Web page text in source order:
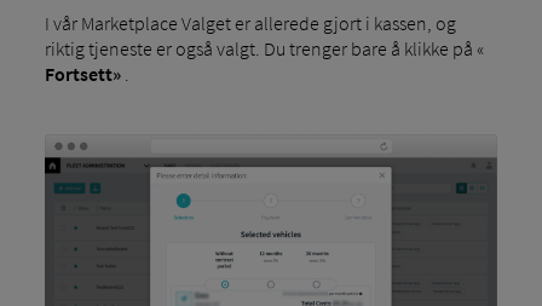
I vår Marketplace Valget er allerede gjort i kassen, og
riktig tjeneste er også valgt. Du trenger bare å klikke på «
Fortsett».